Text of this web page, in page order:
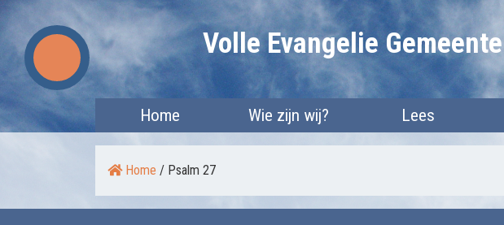
Skip
to
content
Volle Evangelie Gemeente
Home Wie zijn wij? Lees
Home / Psalm 27